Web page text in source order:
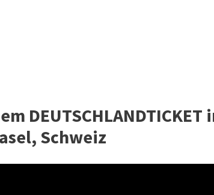
DEUTSCHLANDTICKET
Schweiz